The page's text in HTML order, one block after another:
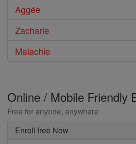
Aggée
Zacharie
Malachie
Online / Mobile Friendly
Free for anyone, anywhere
Enroll free Now